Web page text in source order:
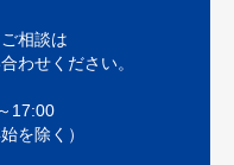
相談は
わせください。
17:00
を除く）